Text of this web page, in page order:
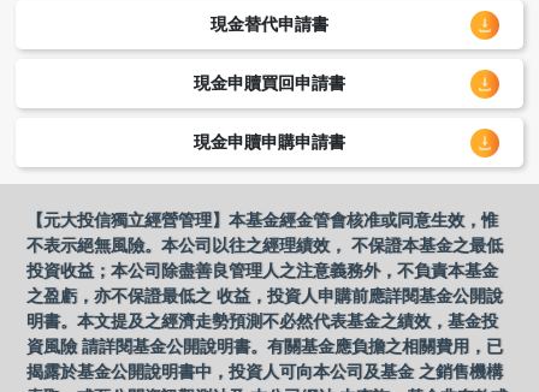
現金替代申請書
現金申贖買回申請書
現金申贖申購申請書
【元大投信獨立經營管理】本基金經金管會核准或同意生效，惟
不表示絕無風險。本公司以往之經理績效， 不保證本基金之最低
投資收益；本公司除盡善良管理人之注意義務外，不負責本基金
之盈虧，亦不保證最低之 收益，投資人申購前應詳閱基金公開說
明書。本文提及之經濟走勢預測不必然代表基金之績效，基金投
資風險 請詳閱基金公開說明書。有關基金應負擔之相關費用，已
揭露於基金公開說明書中，投資人可向本公司及基金 之銷售機構